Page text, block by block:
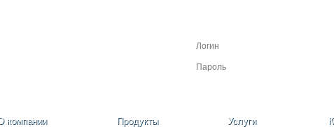
компании Продукты Услуги